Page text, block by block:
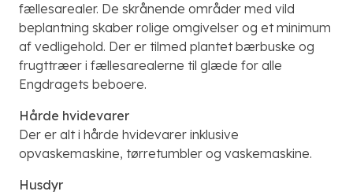
fællesarealer. De skrånende områder med vild
beplantning skaber rolige omgivelser og et minimum
af vedligehold. Der er tilmed plantet bærbuske og
frugttræer i fællesarealerne til glæde for alle
Engdragets beboere.
Hårde hvidevarer
Der er alt i hårde hvidevarer inklusive
opvaskemaskine, tørretumbler og vaskemaskine.
Husdyr